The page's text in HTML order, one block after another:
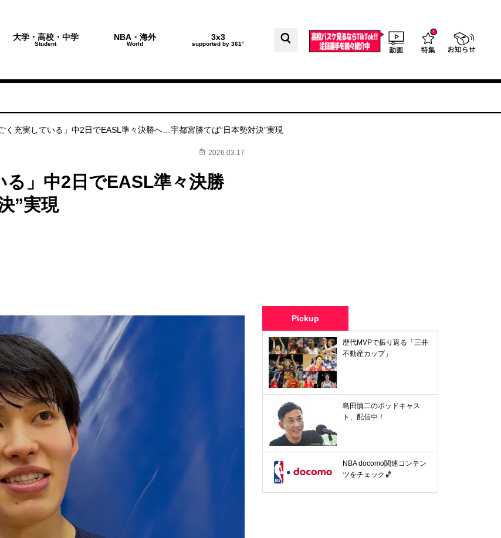
大学・高校・中学
Student
NBA・海外
World
3x3
supported by 361°
く充実している」中2日でEASL準々決勝へ…宇都宮勝てば“日本勢対決”実現
2026.03.17
」中2日でEASL準々決勝
”実現
Pickup
歴代MVPで振り返る「三井
不動産カップ」
島田慎二のポッドキャス
ト、配信中！
NBA docomo関連コンテン
ツをチェック🏀